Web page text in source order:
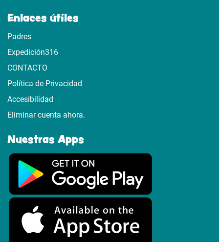
Enlaces útiles
Padres
Expedición316
CONTACTO
Política de Privacidad
Accesibilidad
Eliminar cuenta ahora.
Nuestras Apps